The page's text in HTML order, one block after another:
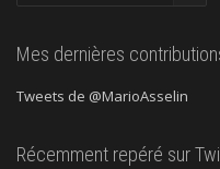
Mes dernières
Tweets de @MarioAsselin
Récemment repéré sur